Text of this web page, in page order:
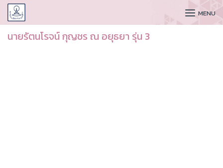
CUDAA MENU
นายรัตนโรจน์ กุญชร ณ อยุธยา รุ่น 3